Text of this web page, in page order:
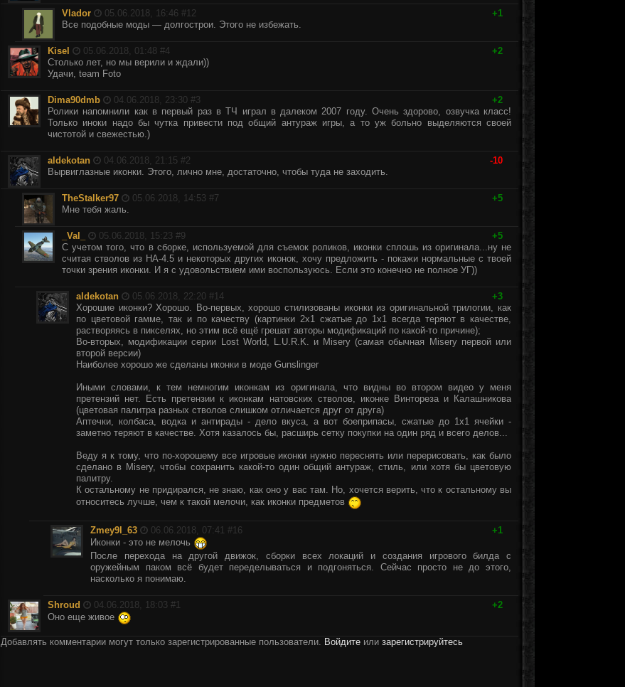
Vlador 05.06.2018, 16:46 #12
+1
Все подобные моды — долгострои. Этого не избежать.
Kisel 05.06.2018, 01:48 #4
+2
Столько лет, но мы верили и ждали))
Удачи, team Foto
Dima90dmb 04.06.2018, 23:30 #3
+2
Ролики напомнили как в первый раз в ТЧ играл в далеком 2007 году. Очень здорово, озвучка класс!
Только иноки надо бы чутка привести под общий антураж игры, а то уж больно выделяются своей
чистотой и свежестью.)
aldekotan 04.06.2018, 21:15 #2
-10
Вырвиглазные иконки. Этого, лично мне, достаточно, чтобы туда не заходить.
TheStalker97 05.06.2018, 14:53 #7
+5
Мне тебя жаль.
_Val_ 05.06.2018, 15:23 #9
+5
С учетом того, что в сборке, используемой для съемок роликов, иконки сплошь из оригинала...ну не
считая стволов из НА-4.5 и некоторых других иконок, хочу предложить - покажи нормальные с твоей
точки зрения иконки. И я с удовольствием ими воспользуюсь. Если это конечно не полное УГ))
aldekotan 05.06.2018, 22:20 #14
+3
Хорошие иконки? Хорошо. Во-первых, хорошо стилизованы иконки из оригинальной трилогии, как
по цветовой гамме, так и по качеству (картинки 2х1 сжатые до 1х1 всегда теряют в качестве,
растворяясь в пикселях, но этим всё ещё грешат авторы модификаций по какой-то причине);
Во-вторых, модификации серии Lost World, L.U.R.K. и Misery (самая обычная Misery первой или
второй версии)
Наиболее хорошо же сделаны иконки в моде Gunslinger
Иными словами, к тем немногим иконкам из оригинала, что видны во втором видео у меня
претензий нет. Есть претензии к иконкам натовских стволов, иконке Винтореза и Калашникова
(цветовая палитра разных стволов слишком отличается друг от друга)
Аптечки, колбаса, водка и антирады - дело вкуса, а вот боеприпасы, сжатые до 1х1 ячейки -
заметно теряют в качестве. Хотя казалось бы, расширь сетку покупки на один ряд и всего делов...
Веду я к тому, что по-хорошему все игровые иконки нужно переснять или перерисовать, как было
сделано в Misery, чтобы сохранить какой-то один общий антураж, стиль, или хотя бы цветовую
палитру.
К остальному не придирался, не знаю, как оно у вас там. Но, хочется верить, что к остальному вы
относитесь лучше, чем к такой мелочи, как иконки предметов
Zmey9l_63 06.06.2018, 07:41 #16
+1
Иконки - это не мелочь
После перехода на другой движок, сборки всех локаций и создания игрового билда с
оружейным паком всё будет переделываться и подгоняться. Сейчас просто не до этого,
насколько я понимаю.
Shroud 04.06.2018, 18:03 #1
+2
Оно еще живое
Добавлять комментарии могут только зарегистрированные пользователи. Войдите или зарегистрируйтесь